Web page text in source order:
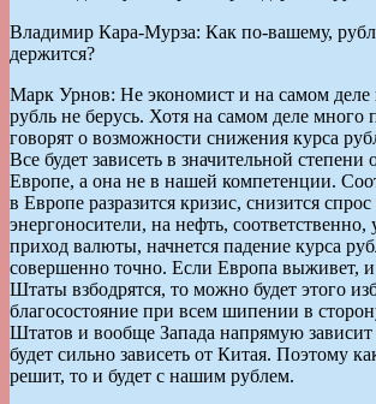
Владимир Кара-Мурза: Как по-вашему,
держится?
Марк Урнов: Не экономист и на самом деле
рубль не берусь. Хотя на самом деле много
говорят о возможности снижения курса
Все будет зависеть в значительной степени
Европе, а она не в нашей компетенции.
в Европе разразится кризис, снизится спрос
энергоносители, на нефть,
приход валюты, начнется падение курса
совершенно точно. Если Европа выживет,
Штаты взбодрятся, то можно будет этого
благосостояние при всем шипении в
Штатов и вообще Запада напрямую зависит
будет сильно зависеть от Китая. Поэтому
решит, то и будет с нашим рублем.